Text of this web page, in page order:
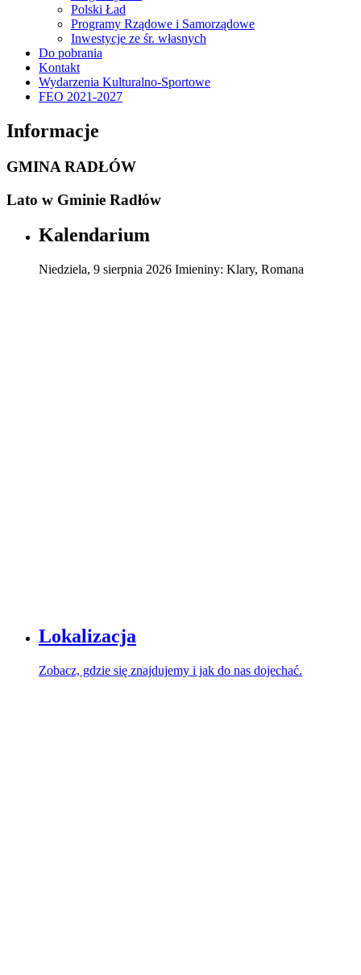
Polski Ład
Programy Rządowe i Samorządowe
Inwestycje ze śr. własnych
Do pobrania
Kontakt
Wydarzenia Kulturalno-Sportowe
FEO 2021-2027
Informacje
GMINA RADŁÓW
Lato w Gminie Radłów
Kalendarium
Niedziela, 9 sierpnia 2026 Imieniny: Klary, Romana
Lokalizacja
Zobacz, gdzie się znajdujemy i jak do nas dojechać.